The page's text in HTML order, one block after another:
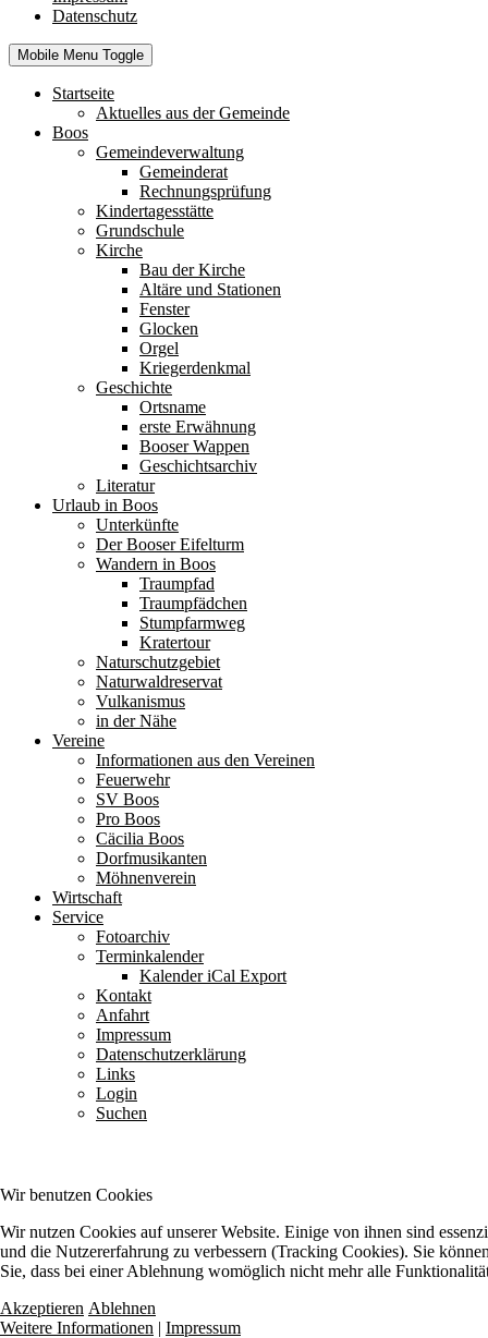
Datenschutz
Mobile Menu Toggle
Startseite
Aktuelles aus der Gemeinde
Boos
Gemeindeverwaltung
Gemeinderat
Rechnungsprüfung
Kindertagesstätte
Grundschule
Kirche
Bau der Kirche
Altäre und Stationen
Fenster
Glocken
Orgel
Kriegerdenkmal
Geschichte
Ortsname
erste Erwähnung
Booser Wappen
Geschichtsarchiv
Literatur
Urlaub in Boos
Unterkünfte
Der Booser Eifelturm
Wandern in Boos
Traumpfad
Traumpfädchen
Stumpfarmweg
Kratertour
Naturschutzgebiet
Naturwaldreservat
Vulkanismus
in der Nähe
Vereine
Informationen aus den Vereinen
Feuerwehr
SV Boos
Pro Boos
Cäcilia Boos
Dorfmusikanten
Möhnenverein
Wirtschaft
Service
Fotoarchiv
Terminkalender
Kalender iCal Export
Kontakt
Anfahrt
Impressum
Datenschutzerklärung
Links
Login
Suchen
Wir benutzen Cookies
Wir nutzen Cookies auf unserer Website. Einige von ihnen sind
und die Nutzererfahrung zu verbessern (Tracking Cookies). Sie
Sie, dass bei einer Ablehnung womöglich nicht mehr alle
Akzeptieren Ablehnen
Weitere Informationen | Impressum